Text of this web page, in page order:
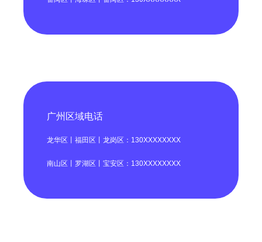
广州区域电话
龙华区丨福田区丨龙岗区：130XXXXXXXX
南山区丨罗湖区丨宝安区：130XXXXXXXX